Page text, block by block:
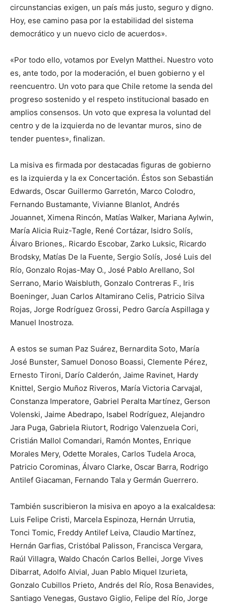
circunstancias exigen, un país más justo, seguro y digno.
Hoy, ese camino pasa por la estabilidad del sistema
democrático y un nuevo ciclo de acuerdos».
«Por todo ello, votamos por Evelyn Matthei. Nuestro voto
es, ante todo, por la moderación, el buen gobierno y el
reencuentro. Un voto para que Chile retome la senda del
progreso sostenido y el respeto institucional basado en
amplios consensos. Un voto que expresa la voluntad del
centro y de la izquierda no de levantar muros, sino de
tender puentes», finalizan.
La misiva es firmada por destacadas figuras de gobierno
es la izquierda y la ex Concertación. Éstos son Sebastián
Edwards, Oscar Guillermo Garretón, Marco Colodro,
Fernando Bustamante, Vivianne Blanlot, Andrés
Jouannet, Ximena Rincón, Matías Walker, Mariana Aylwin,
María Alicia Ruiz-Tagle, René Cortázar, Isidro Solís,
Álvaro Briones,. Ricardo Escobar, Zarko Luksic, Ricardo
Brodsky, Matías De la Fuente, Sergio Solís, José Luis del
Río, Gonzalo Rojas-May O., José Pablo Arellano, Sol
Serrano, Mario Waisbluth, Gonzalo Contreras F., Iris
Boeninger, Juan Carlos Altamirano Celis, Patricio Silva
Rojas, Jorge Rodríguez Grossi, Pedro García Aspillaga y
Manuel Inostroza.
A estos se suman Paz Suárez, Bernardita Soto, María
José Bunster, Samuel Donoso Boassi, Clemente Pérez,
Ernesto Tironi, Darío Calderón, Jaime Ravinet, Hardy
Knittel, Sergio Muñoz Riveros, María Victoria Carvajal,
Constanza Imperatore, Gabriel Peralta Martínez, Gerson
Volenski, Jaime Abedrapo, Isabel Rodríguez, Alejandro
Jara Puga, Gabriela Riutort, Rodrigo Valenzuela Cori,
Cristián Mallol Comandari, Ramón Montes, Enrique
Morales Mery, Odette Morales, Carlos Tudela Aroca,
Patricio Corominas, Álvaro Clarke, Oscar Barra, Rodrigo
Antilef Giacaman, Fernando Tala y Germán Guerrero.
También suscribieron la misiva en apoyo a la exalcaldesa:
Luis Felipe Cristi, Marcela Espinoza, Hernán Urrutia,
Tonci Tomic, Freddy Antilef Leiva, Claudio Martínez,
Hernán Garfias, Cristóbal Palisson, Francisca Vergara,
Raúl Villagra, Waldo Chacón Carlos Bellei, Jorge Vives
Dibarrat, Adolfo Alvial, Juan Pablo Miquel Izurieta,
Gonzalo Cubillos Prieto, Andrés del Río, Rosa Benavides,
Santiago Venegas, Gustavo Giglio, Felipe del Río, Jorge